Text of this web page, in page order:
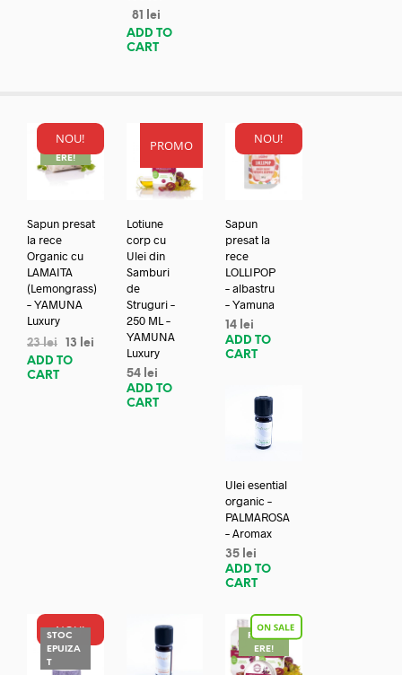
81
lei
ADD TO
CART
NOU!
REDUC
ERE!
Sapun presat
la rece
Organic cu
LAMAITA
(Lemongrass)
– YAMUNA
Luxury
23lei 13
lei
ADD TO
CART
PROMO
Lotiune
corp cu
Ulei din
Samburi
de
Struguri –
250 ML –
YAMUNA
Luxury
54 lei
ADD TO
CART
NOU!
Sapun
presat la
rece
LOLLIPOP
– albastru
– Yamuna
14 lei
ADD TO
CART
Ulei esential
organic –
PALMAROSA
– Aromax
35 lei
ADD TO
CART
NOU!
STOC
EPUIZA
T
REDUC
ERE!